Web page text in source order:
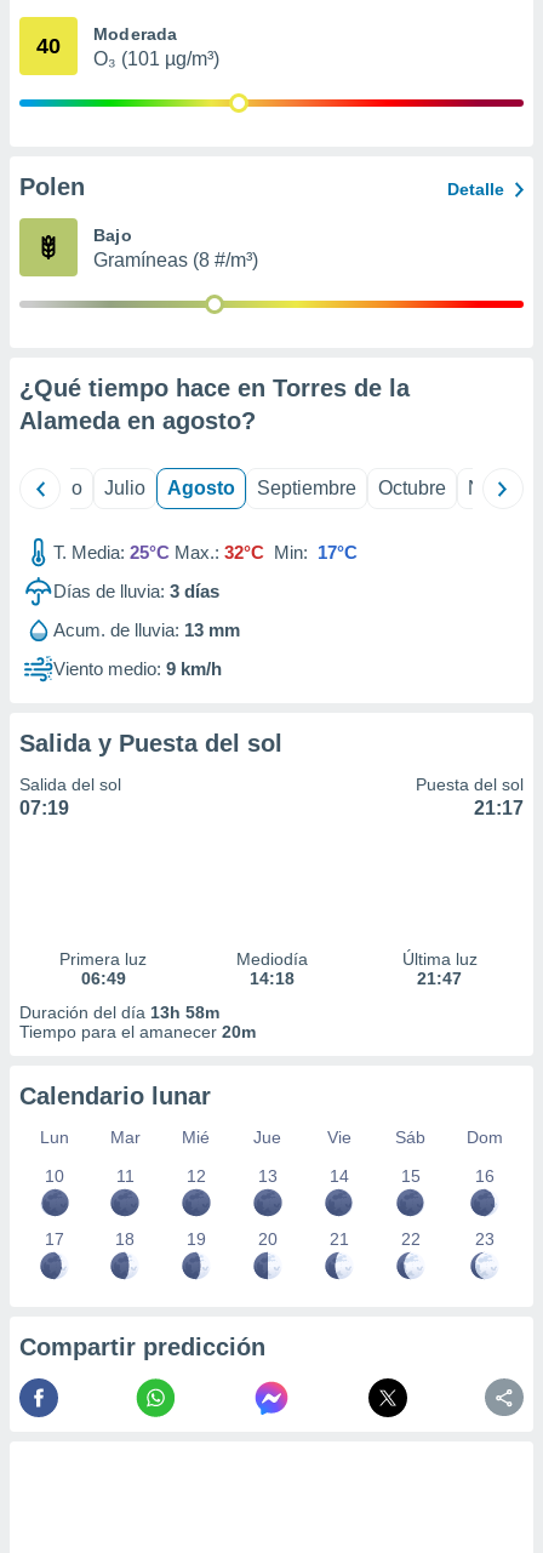
mediante
publicidad
de
40 Moderada
O₃ (101 µg/m³)
Polen Detalle
Bajo
Gramíneas (8 #/m³)
¿Qué tiempo hace en Torres de la
Alameda en agosto?
Junio Julio Agosto Septiembre Octubre
T. Media: 25°C Max.: 32°C Min: 17°C
Días de lluvia: 3 días
Acum. de lluvia: 13 mm
Viento medio: 9 km/h
Salida y Puesta del sol
Salida del sol
07:19
Puesta del sol
21:17
Primera luz
06:49
Mediodía
14:18
Última luz
21:47
Duración del día 13h 58m
Tiempo para el amanecer 20m
Calendario lunar
Lun Mar Mié Jue Vie Sáb
Dom
10
11 12 13 14 15 16
17 18 19 20 21 22 23
Compartir predicción